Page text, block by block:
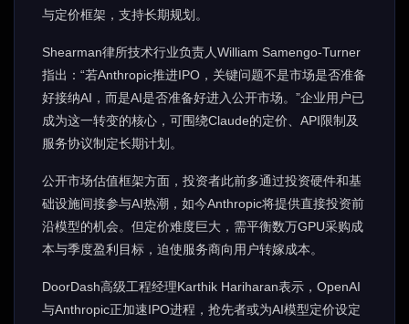
与定价框架，支持长期规划。
Shearman律所技术行业负责人William Samengo-Turner
指出：“若Anthropic推进IPO，关键问题不是市场是否准备
好接纳AI，而是AI是否准备好进入公开市场。”企业用户已
成为这一转变的核心，可围绕Claude的定价、API限制及
服务协议制定长期计划。
公开市场估值框架方面，投资者此前多通过投资硬件和基
础设施间接参与AI热潮，如今Anthropic将提供直接投资前
沿模型的机会。但定价难度巨大，需平衡数万GPU采购成
本与季度盈利目标，迫使服务商向用户转嫁成本。
DoorDash高级工程经理Karthik Hariharan表示，OpenAI
与Anthropic正加速IPO进程，抢先者或为AI模型定价设定